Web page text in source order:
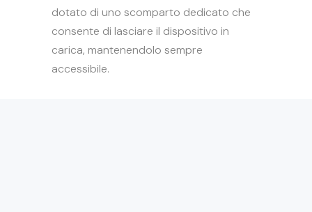
dotato di uno scomparto dedicato che
consente di lasciare il dispositivo in
carica, mantenendolo sempre
accessibile.